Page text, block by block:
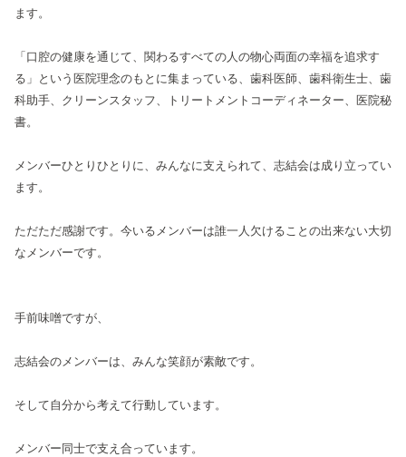
ます。
「口腔の健康を通じて、関わるすべての人の物心両面の幸福を追求す
る」という医院理念のもとに集まっている、歯科医師、歯科衛生士、歯
科助手、クリーンスタッフ、トリートメントコーディネーター、医院秘
書。
メンバーひとりひとりに、みんなに支えられて、志結会は成り立ってい
ます。
ただただ感謝です。今いるメンバーは誰一人欠けることの出来ない大切
なメンバーです。
手前味噌ですが、
志結会のメンバーは、みんな笑顔が素敵です。
そして自分から考えて行動しています。
メンバー同士で支え合っています。